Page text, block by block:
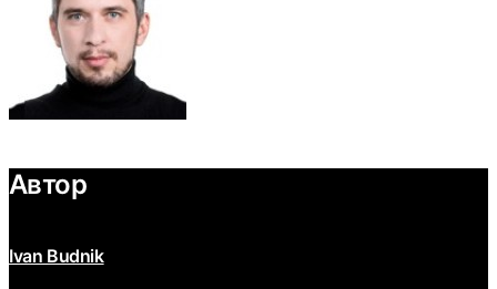
Автор
Ivan Budnik